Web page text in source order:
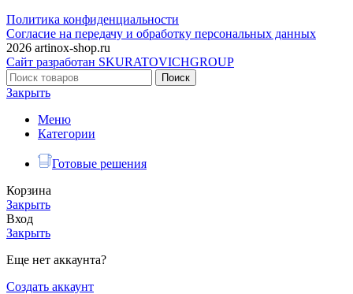
Политика конфиденциальности
Согласие на передачу и обработку персональных данных
2026 artinox-shop.ru
Сайт разработан SKURATOVICHGROUP
Поиск
Закрыть
Меню
Категории
Готовые решения
Корзина
Закрыть
Вход
Закрыть
Еще нет аккаунта?
Создать аккаунт